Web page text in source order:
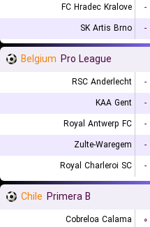
FC Hradec Kralove
-
SK Artis Brno
-
Belgium Pro League
RSC Anderlecht -
KAA Gent
-
Royal Antwerp FC
-
Zulte-Waregem
-
Royal Charleroi SC
-
Chile Primera B
Cobreloa Calama ۰